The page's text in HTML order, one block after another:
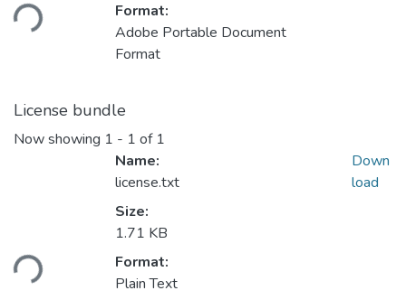
Format:
Adobe Portable Document
Format
License bundle
Now showing 1 - 1 of 1
Name:
license.txt
Size:
1.71 KB
Format:
Plain Text
Down
load